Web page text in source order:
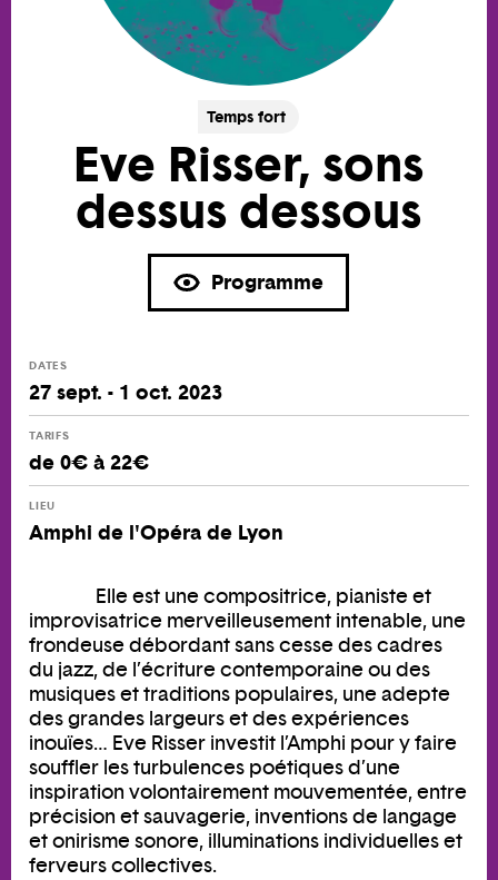
Temps fort
Eve Risser, sons
dessus dessous
Programme
DATES
27 sept. - 1 oct. 2023
TARIFS
de 0€ à 22€
LIEU
Amphi de l'Opéra de Lyon
Elle est une compositrice, pianiste et
improvisatrice merveilleusement intenable, une
frondeuse débordant sans cesse des cadres
du jazz, de l’écriture contemporaine ou des
musiques et traditions populaires, une adepte
des grandes largeurs et des expériences
inouïes… Eve Risser investit l’Amphi pour y faire
souffler les turbulences poétiques d’une
inspiration volontairement mouvementée, entre
précision et sauvagerie, inventions de langage
et onirisme sonore, illuminations individuelles et
ferveurs collectives.